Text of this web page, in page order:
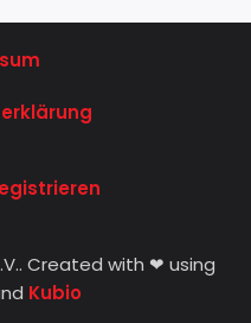
Created with ❤ using
Kubio